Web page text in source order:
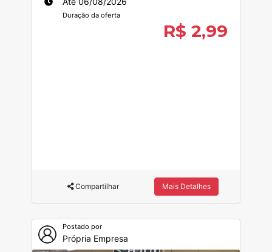
Duração da oferta
R$ 2,99
Compartilhar Mais Detalhes
Postado por
Própria Empresa